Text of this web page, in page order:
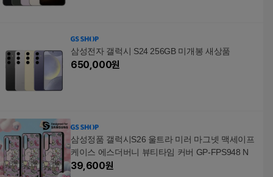
삼성전자 갤럭시 S24 256GB 미개봉 새상품
650,000원
삼성정품 갤럭시S26 울트라 미러 마그넷 맥세이프
케이스 에스더버니 뷰티타임 커버 GP-FPS948 N
39,600원